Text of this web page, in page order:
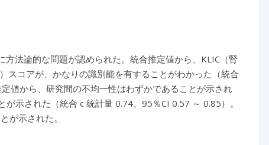
法論的な問題が認められた。統合推定値から、KLIC（腎
スコアが、かなりの識別能を有することがわかった（統合
値から、研究間の不均一性はわずかであることが示され
示された（統合 c 統計量 0.74、95％CI 0.57 ～ 0.85）。
が示された。